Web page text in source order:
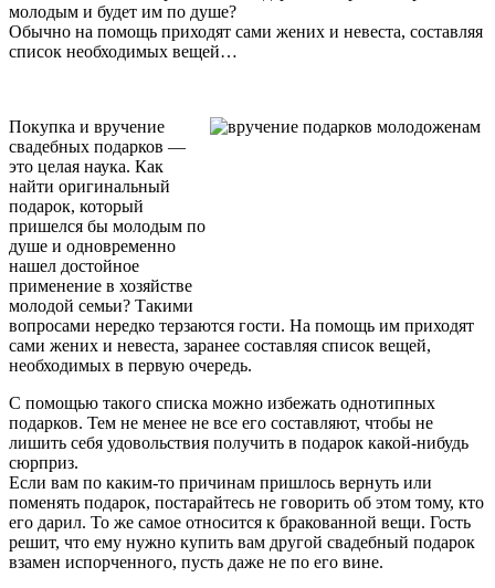
молодым и будет им по душе?
Обычно на помощь приходят сами жених и невеста, составляя
список необходимых вещей…
Покупка и вручение
свадебных подарков —
это целая наука. Как
найти оригинальный
подарок, который
пришелся бы молодым по
душе и одновременно
нашел достойное
применение в хозяйстве
молодой семьи? Такими
вопросами нередко терзаются гости. На помощь им приходят
сами жених и невеста, заранее составляя список вещей,
необходимых в первую очередь.
С помощью такого списка можно избежать однотипных
подарков. Тем не менее не все его составляют, чтобы не
лишить себя удовольствия получить в подарок какой-нибудь
сюрприз.
Если вам по каким-то причинам пришлось вернуть или
поменять подарок, постарайтесь не говорить об этом тому, кто
его дарил. То же самое относится к бракованной вещи. Гость
решит, что ему нужно купить вам другой свадебный подарок
взамен испорченного, пусть даже не по его вине.